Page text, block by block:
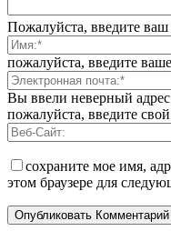
Пожалуйста, введите
пожалуйста, введите
Вы ввели неверный
пожалуйста, введите
сохраните мое имя,
этом браузере для